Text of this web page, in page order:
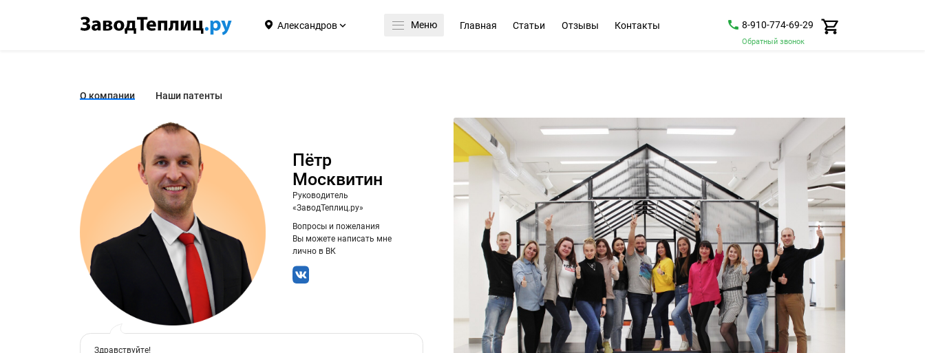
Александров Меню Главная Статьи Отзывы Контакты 8-910-774-69-29
Обратный звонок
О компании Наши патенты
Пётр
Москвитин
Руководитель
«ЗаводТеплиц.ру»
Вопросы и пожелания
Вы можете написать мне
лично в ВК
Здравствуйте!